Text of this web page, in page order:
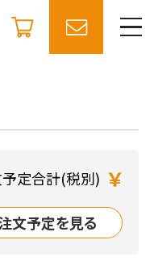
定合計(税別) ￥
文予定を見る